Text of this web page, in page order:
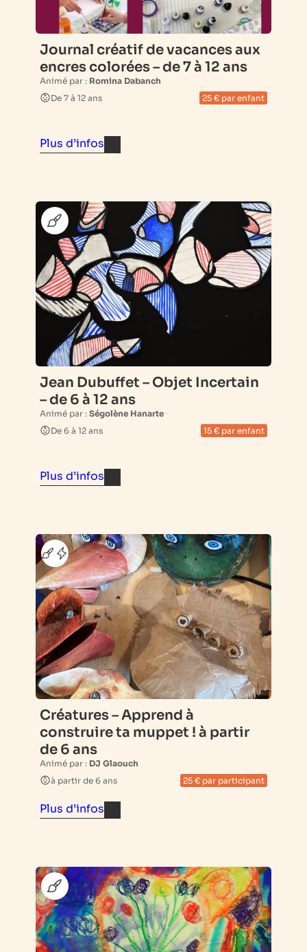
Journal créatif de vacances aux
encres colorées – de 7 à 12 ans
Animé par : Romina Dabanch
De 7 à 12 ans
25 € par enfant
Plus d’infos
Jean Dubuffet – Objet Incertain
– de 6 à 12 ans
Animé par : Ségolène Hanarte
De 6 à 12 ans
15 € par enfant
Plus d’infos
Créatures – Apprend à
construire ta muppet ! à partir
de 6 ans
Animé par : DJ Glaouch
à partir de 6 ans
25 € par participant
Plus d’infos